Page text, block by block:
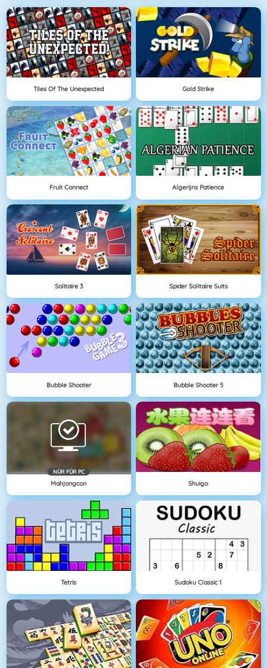
Tiles Of The Unexpected Gold Strike
Fruit Connect Algerijns Patience
Solitaire 3 Spider Solitaire Suits
Bubble Shooter Bubble Shooter 5
NÜR FÜR PC
Mahjongcon Shuigo
Tetris Sudoku Classic 1